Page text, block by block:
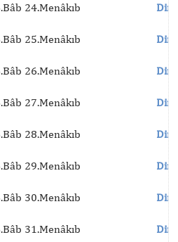
24.Menâkıb
25.Menâkıb
26.Menâkıb
27.Menâkıb
28.Menâkıb
29.Menâkıb
30.Menâkıb
31.Menâkıb